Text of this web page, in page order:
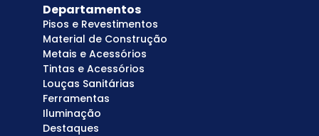
Departamentos
Pisos e Revestimentos
Material de Construção
Metais e Acessórios
Tintas e Acessórios
Louças Sanitárias
Ferramentas
Iluminação
Destaques